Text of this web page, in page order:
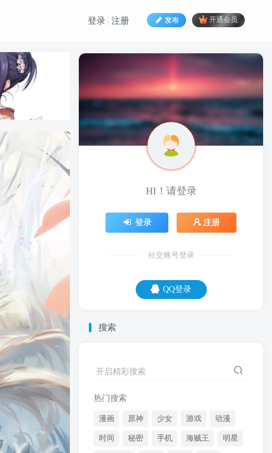
发布 开通会员
登录 注册
HI！请登录
登录 注册
社交账号登录
QQ登录
搜索
开启精彩搜索
热门搜索
漫画 原神 少女 游戏 动漫
时间 秘密 手机 海贼王 明星
HI！请登录
登录 注册
社交账号登录
QQ登录
知识就像内裤，看不见但很重要。